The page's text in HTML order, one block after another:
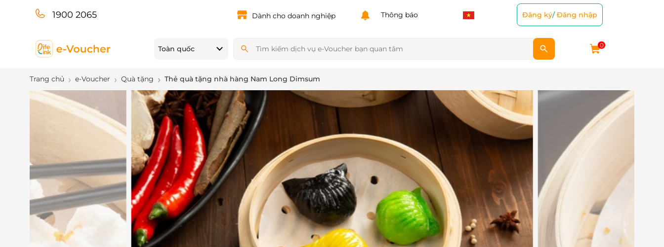
1900 2065 Dành cho doanh nghiệp Thông báo Đăng ký/Đăng nhập
Toàn quốc 0
Trang chủ e-Voucher Quà tặng Thẻ quà tặng nhà hàng Nam Long Dimsum